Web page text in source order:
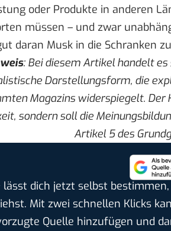
oder Produkte in anderen
müssen – und zwar
daran Musk in die Schranken
: Bei diesem Artikel handelt
Darstellungsform, die
Magazins widerspiegelt.
sondern soll die
Artikel 5des
lässt dich jetzt selbst
Mit zwei schnellen Klicks
Quelle hinzufügen und